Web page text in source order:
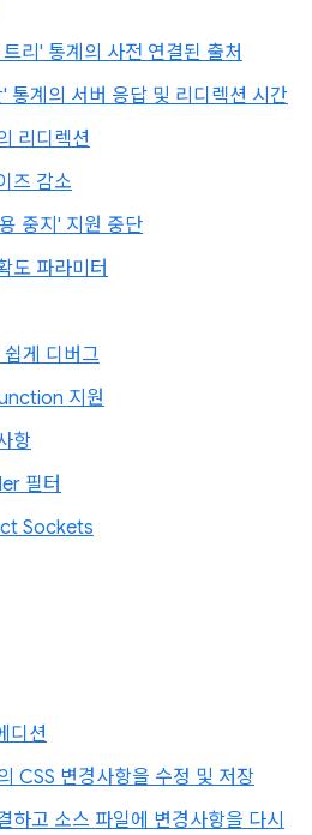
리' 통계의 사전 연결된 출처
통계의 서버 응답 및 리디렉션 시간
리디렉션
즈 감소
중지' 지원 중단
도 파라미터
게 디버그
지원
항
필터
Sockets
디션
CSS 변경사항을 수정 및 저장
하고 소스 파일에 변경사항을 다시